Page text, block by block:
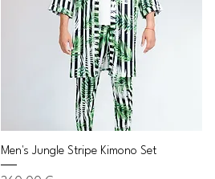
Men's Jungle Stripe Kimono Set